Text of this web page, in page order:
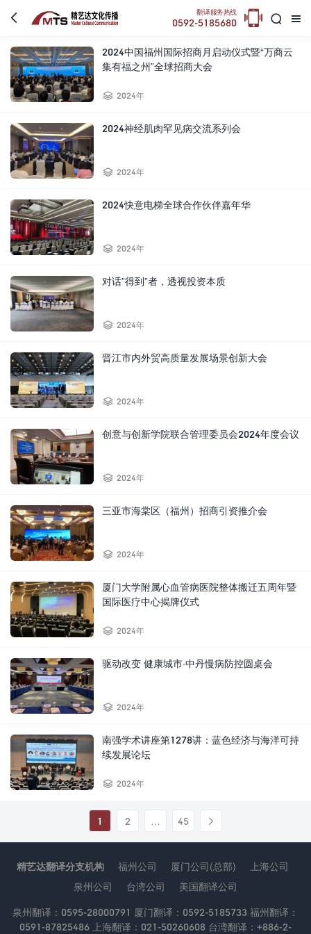
 

翻译服务热线
0592-5185680 
2024中国福州国际招商月启动仪式暨“万商云
集有福之州”全球招商大会
 2024年
2024神经肌肉罕见病交流系列会
 2024年
2024快意电梯全球合作伙伴嘉年华
 2024年
对话”得到”者，透视投资本质
 2024年
晋江市内外贸高质量发展场景创新大会
 2024年
创意与创新学院联合管理委员会2024年度会议
 2024年
三亚市海棠区（福州）招商引资推介会
 2024年
厦门大学附属心血管病医院整体搬迁五周年暨
国际医疗中心揭牌仪式
 2024年
驱动改变 健康城市·中丹慢病防控圆桌会
 2024年
南强学术讲座第1278讲：蓝色经济与海洋可持
续发展论坛
 2024年
1 2 … 45 
精艺达翻译分支机构 福州公司 厦门公司(总部)
上海公司
泉州公司
台湾公司 美国翻译公司
泉州翻译：0595-28000791 厦门翻译：0592-5185733 福州翻译：
0591-87825486 上海翻译：021-50260608 台湾翻译：+886-2-